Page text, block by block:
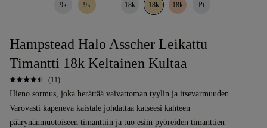
9k 9k 18k 18k 18k Pt
Hampstead Halo Asscher Leikattu
Timantti 18k Keltainen Kultaa
(11)
Hieno sormus, joka herättää vaivattoman tyylin ja itsevarmuuden.
Varovasti kapeneva kaistale johdattaa katseesi kahteen
päärynänmuotoiseen timanttiin ja tuo esiin pyöreiden timanttien